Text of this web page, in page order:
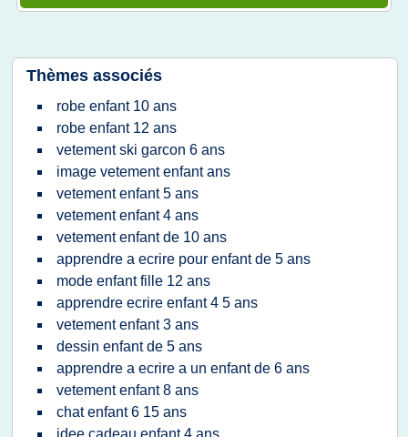
Thèmes associés
robe enfant 10 ans
robe enfant 12 ans
vetement ski garcon 6 ans
image vetement enfant ans
vetement enfant 5 ans
vetement enfant 4 ans
vetement enfant de 10 ans
apprendre a ecrire pour enfant de 5 ans
mode enfant fille 12 ans
apprendre ecrire enfant 4 5 ans
vetement enfant 3 ans
dessin enfant de 5 ans
apprendre a ecrire a un enfant de 6 ans
vetement enfant 8 ans
chat enfant 6 15 ans
idee cadeau enfant 4 ans